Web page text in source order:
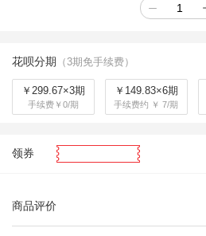
花呗分期 （3期免手续费）
￥299.67×3期
手续费￥0/期
￥149.83×6期
手续费约 ￥ 7/期
领券
商品评价